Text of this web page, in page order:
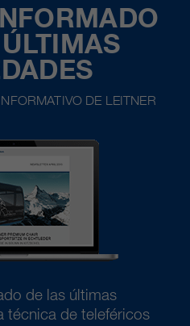
DE LEITNER
de las últimas
técnica de teleféricos